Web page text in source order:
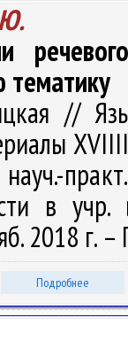
тематику
//
в
2018 г.
Подробнее